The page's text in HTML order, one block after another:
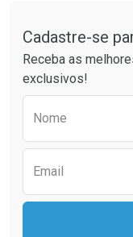
Cadastre-se
Receba as
exclusivos!
Nome
Email